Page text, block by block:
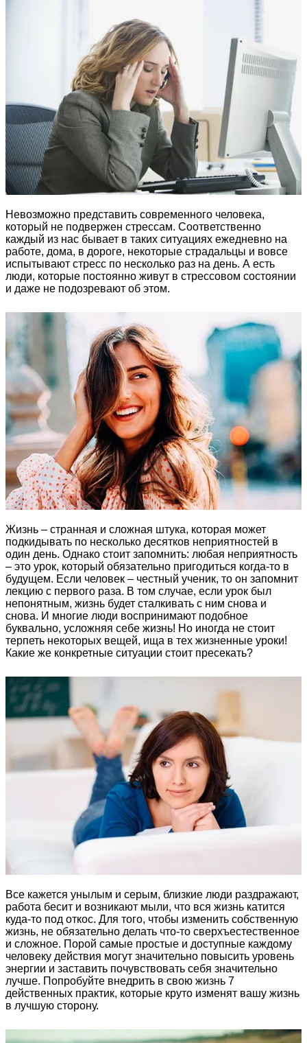
Невозможно представить современного человека,
который не подвержен стрессам. Соответственно
каждый из нас бывает в таких ситуациях ежедневно на
работе, дома, в дороге, некоторые страдальцы и вовсе
испытывают стресс по несколько раз на день. А есть
люди, которые постоянно живут в стрессовом состоянии
и даже не подозревают об этом.
Жизнь – странная и сложная штука, которая может
подкидывать по несколько десятков неприятностей в
один день. Однако стоит запомнить: любая неприятность
– это урок, который обязательно пригодиться когда-то в
будущем. Если человек – честный ученик, то он запомнит
лекцию с первого раза. В том случае, если урок был
непонятным, жизнь будет сталкивать с ним снова и
снова. И многие люди воспринимают подобное
буквально, усложняя себе жизнь! Но иногда не стоит
терпеть некоторых вещей, ища в тех жизненные уроки!
Какие же конкретные ситуации стоит пресекать?
Все кажется унылым и серым, близкие люди раздражают,
работа бесит и возникают мыли, что вся жизнь катится
куда-то под откос. Для того, чтобы изменить собственную
жизнь, не обязательно делать что-то сверхъестественное
и сложное. Порой самые простые и доступные каждому
человеку действия могут значительно повысить уровень
энергии и заставить почувствовать себя значительно
лучше. Попробуйте внедрить в свою жизнь 7
действенных практик, которые круто изменят вашу жизнь
в лучшую сторону.